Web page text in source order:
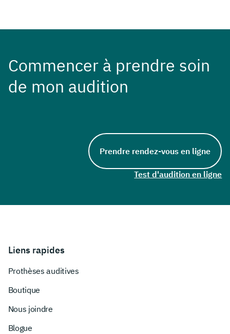
Commencer à prendre soin
de mon audition
Prendre rendez-vous en ligne
Test d'audition en ligne
Liens rapides
Prothèses auditives
Boutique
Nous joindre
Blogue